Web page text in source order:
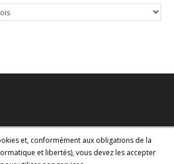
et, conformément aux obligations de la
et libertés), vous devez les accepter